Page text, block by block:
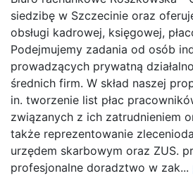
siedzibę w Szczecinie oraz
obsługi kadrowej, księgowej,
Podejmujemy zadania od osób
prowadzących prywatną
średnich firm. W skład naszej
in. tworzenie list płac
związanych z ich zatrudnieniem
także reprezentowanie
urzędem skarbowym oraz ZUS.
profesjonalne doradztwo w zak...